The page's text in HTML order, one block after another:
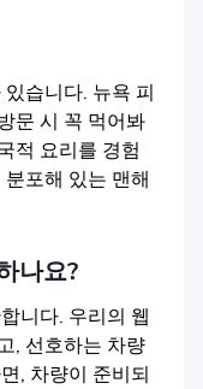
습니다. 뉴욕 피
문 시 꼭 먹어봐
적 요리를 경험
포해 있는 맨해
나요?
니다. 우리의 웹
, 선호하는 차량
, 차량이 준비되